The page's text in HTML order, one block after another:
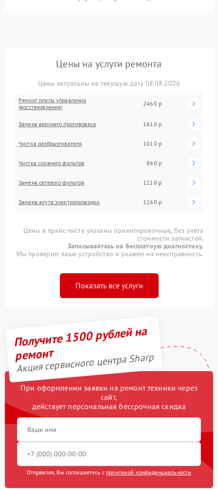
Цены на услуги ремонта
Цены актуальны на текущую дату 08.08.2026
Ремонт платы управления
(восстановление)
2460 р
Замена верхнего противовеса 1610 р
Чистка разбрызгивателя 1010 р
Чистка сливного фильтра 860 р
Замена сетевого фильтра 1210 р
Замена жгута электропроводки 1260 р
Цены в прайс-листе указаны ориентировочные, без учета
стоимости запчастей.
Записывайтесь на бесплатную диагностику.
Мы проверим ваше устройство и укажем на неисправность.
Показать все услуги
Получите 1500 рублей на
ремонт
Акция сервисного центра Sharp
При оформлении заявки на ремонт техники через
сайт,
действует персональная бессрочная скидка
Отправляя, Вы соглашаетесь с политикой конфиденциальности